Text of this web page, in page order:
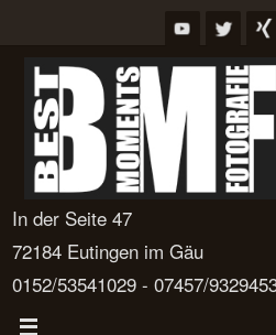
springen
In der Seite 47
72184 Eutingen im Gäu
0152/53541029 - 07457/